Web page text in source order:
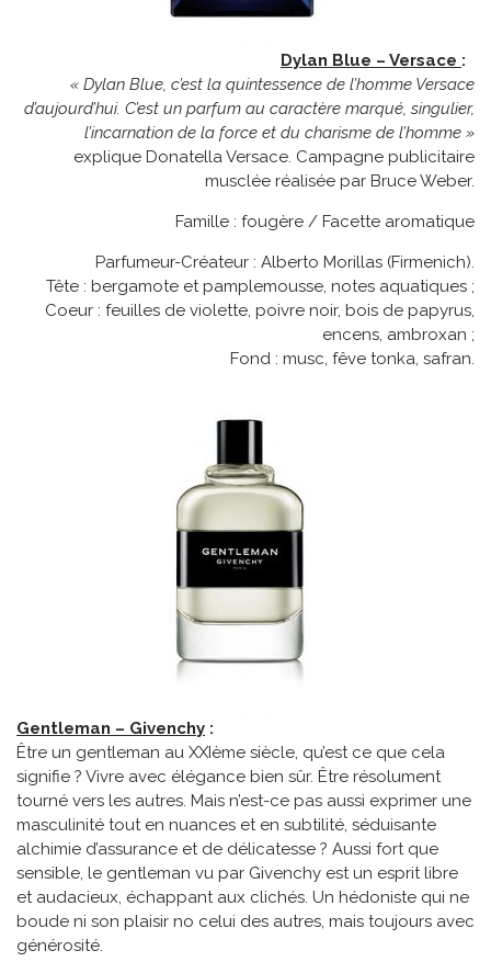
Dylan Blue – Versace :
« Dylan Blue, c’est la quintessence de l’homme Versace
d’aujourd’hui. C’est un parfum au caractère marqué, singulier,
l’incarnation de la force et du charisme de l’homme »
explique Donatella Versace. Campagne publicitaire
musclée réalisée par Bruce Weber.
Famille : fougère / Facette aromatique
Parfumeur-Créateur : Alberto Morillas (Firmenich).
Tête : bergamote et pamplemousse, notes aquatiques ;
Coeur : feuilles de violette, poivre noir, bois de papyrus,
encens, ambroxan ;
Fond : musc, fêve tonka, safran.
Gentleman – Givenchy :
Être un gentleman au XXIème siècle, qu’est ce que cela
signifie ? Vivre avec élégance bien sûr. Être résolument
tourné vers les autres. Mais n’est-ce pas aussi exprimer une
masculinité tout en nuances et en subtilité, séduisante
alchimie d’assurance et de délicatesse ? Aussi fort que
sensible, le gentleman vu par Givenchy est un esprit libre
et audacieux, échappant aux clichés. Un hédoniste qui ne
boude ni son plaisir no celui des autres, mais toujours avec
générosité.